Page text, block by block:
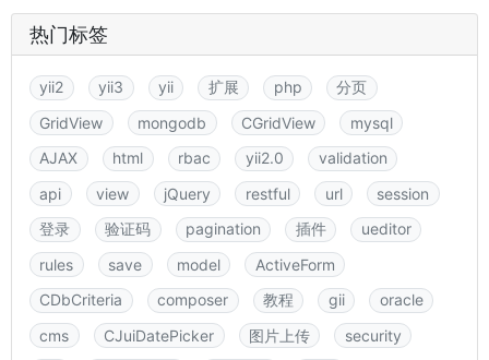
热门标签
yii2 yii3 yii 扩展 php
分页
GridView
mongodb CGridView
mysql
AJAX
html rbac yii2.0
validation
api
view jQuery restful url
session
登录
验证码 pagination 插件
ueditor
rules
save model
ActiveForm
CDbCriteria
composer 教程 gii
oracle
cms
CJuiDatePicker 图片上传
security